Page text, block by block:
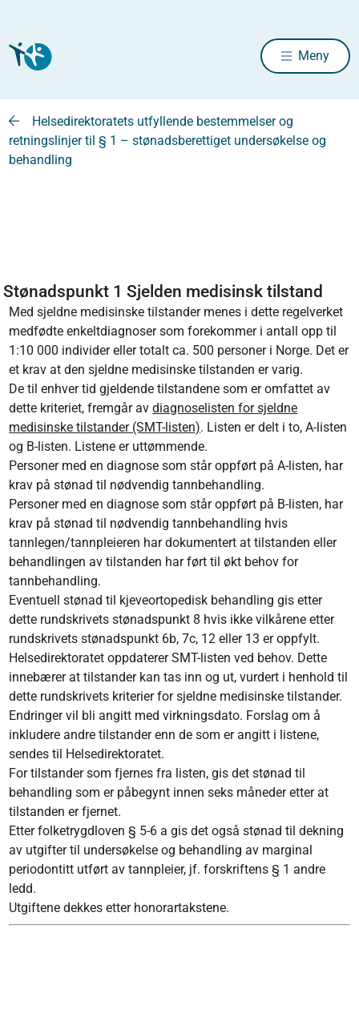
Meny
Helsedirektoratets utfyllende bestemmelser og
retningslinjer til § 1 – stønadsberettiget undersøkelse og
behandling
Stønadspunkt 1 Sjelden medisinsk tilstand
Med sjeldne medisinske tilstander menes i dette regelverket
medfødte enkeltdiagnoser som forekommer i antall opp til
1:10 000 individer eller totalt ca. 500 personer i Norge. Det er
et krav at den sjeldne medisinske tilstanden er varig.
De til enhver tid gjeldende tilstandene som er omfattet av
dette kriteriet, fremgår avdiagnoselisten for sjeldne
medisinske tilstander (SMT-listen). Listen er delt i to, A-listen
og B-listen. Listene er uttømmende.
Personer med en diagnose som står oppført på A-listen, har
krav på stønad til nødvendig tannbehandling.
Personer med en diagnose som står oppført på B-listen, har
krav på stønad til nødvendig tannbehandling hvis
tannlegen/tannpleieren har dokumentert at tilstanden eller
behandlingen av tilstanden har ført til økt behov for
tannbehandling.
Eventuell stønad til kjeveortopedisk behandling gis etter
dette rundskrivets stønadspunkt 8 hvis ikke vilkårene etter
rundskrivets stønadspunkt 6b, 7c, 12 eller 13 er oppfylt.
Helsedirektoratet oppdaterer SMT-listen ved behov. Dette
innebærer at tilstander kan tas inn og ut, vurdert i henhold til
dette rundskrivets kriterier for sjeldne medisinske tilstander.
Endringer vil bli angitt med virkningsdato. Forslag om å
inkludere andre tilstander enn de som er angitt i listene,
sendes til Helsedirektoratet.
For tilstander som fjernes fra listen, gis det stønad til
behandling som er påbegynt innen seks måneder etter at
tilstanden er fjernet.
Etter folketrygdloven § 5-6 a gis det også stønad til dekning
av utgifter til undersøkelse og behandling av marginal
periodontitt utført av tannpleier, jf. forskriftens § 1 andre
ledd.
Utgiftene dekkes etter honorartakstene.